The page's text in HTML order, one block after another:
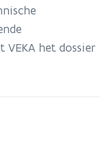
het dossier